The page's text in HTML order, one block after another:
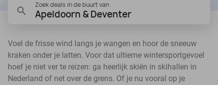
Zoek deals in de buurt van
Apeldoorn & Deventer
Voel de frisse wind langs je wangen en hoor de sneeuw
kraken onder je latten. Voor dat ultieme wintersportgevoel
hoef je niet ver te reizen: ga heerlijk skiën in skihallen in
Nederland of net over de grens. Of je nu vooral op je